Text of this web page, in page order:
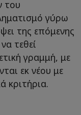
του
γύρω
της επόμενης
τεθεί
γραμμή, με
εκ νέου με
κριτήρια.